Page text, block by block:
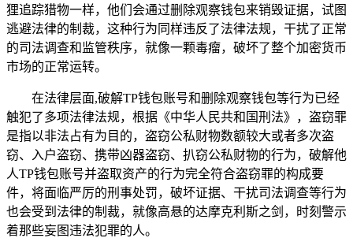
狸追踪猎物一样，他们会通过删除观察钱包来销毁证据，试图
逃避法律的制裁，这种行为同样违反了法律法规，干扰了正常
的司法调查和监管秩序，就像一颗毒瘤，破坏了整个加密货币
市场的正常运转。
在法律层面,破解TP钱包账号和删除观察钱包等行为已经
触犯了多项法律法规，根据《中华人民共和国刑法》，盗窃罪
是指以非法占有为目的，盗窃公私财物数额较大或者多次盗
窃、入户盗窃、携带凶器盗窃、扒窃公私财物的行为，破解他
人TP钱包账号并盗取资产的行为完全符合盗窃罪的构成要
件，将面临严厉的刑事处罚，破坏证据、干扰司法调查等行为
也会受到法律的制裁，就像高悬的达摩克利斯之剑，时刻警示
着那些妄图违法犯罪的人。